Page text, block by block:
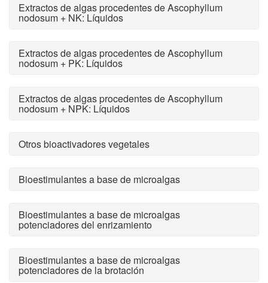
Extractos de algas procedentes de Ascophyllum
nodosum + NK: Líquidos
Extractos de algas procedentes de Ascophyllum
nodosum + PK: Líquidos
Extractos de algas procedentes de Ascophyllum
nodosum + NPK: Líquidos
Otros bioactivadores vegetales
Bioestimulantes a base de microalgas
Bioestimulantes a base de microalgas
potenciadores del enrizamiento
Bioestimulantes a base de microalgas
potenciadores de la brotación